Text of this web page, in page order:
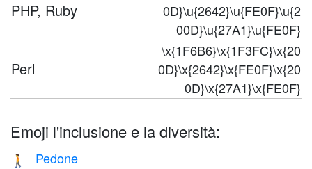
PHP, Ruby
0D}\u{2642}\u{FE0F}\u{2
00D}\u{27A1}\u{FE0F}
Perl
\x{1F6B6}\x{1F3FC}\x{20
0D}\x{2642}\x{FE0F}\x{20
0D}\x{27A1}\x{FE0F}
Emoji l'inclusione e la diversità:
🚶 Pedone